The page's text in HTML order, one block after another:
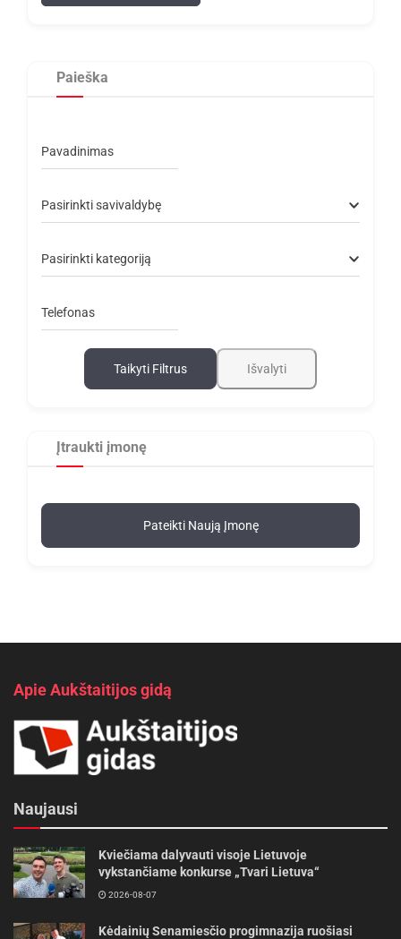
Paieška
Pavadinimas
Pasirinkti savivaldybę
Pasirinkti kategoriją
Telefonas
Taikyti Filtrus Išvalyti
Įtraukti įmonę
Pateikti Naują Įmonę
Apie Aukštaitijos gidą
Naujausi
Kviečiama dalyvauti visoje Lietuvoje
vykstančiame konkurse „Tvari Lietuva“
2026-08-07
Kėdainių Senamiesčio progimnazija ruošiasi